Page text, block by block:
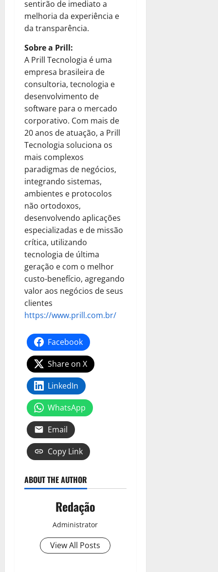
sentirão de imediato a
melhoria da experiência e
da transparência.
Sobre a Prill:
A Prill Tecnologia é uma
empresa brasileira de
consultoria, tecnologia e
desenvolvimento de
software para o mercado
corporativo. Com mais de
20 anos de atuação, a Prill
Tecnologia soluciona os
mais complexos
paradigmas de negócios,
integrando sistemas,
ambientes e protocolos
não ortodoxos,
desenvolvendo aplicações
especializadas e de missão
crítica, utilizando
tecnologia de última
geração e com o melhor
custo-benefício, agregando
valor aos negócios de seus
clientes
https://www.prill.com.br/
Facebook
Share on X
LinkedIn
WhatsApp
Email
Copy Link
ABOUT THE AUTHOR
Redação
Administrator
View All Posts